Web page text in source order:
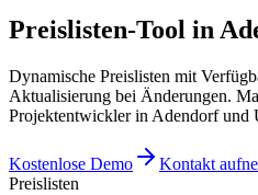
Preislisten-Tool in
Dynamische Preislisten mit
Aktualisierung bei Änderungen.
Projektentwickler in Adendorf und
Kostenlose Demo
Kontakt
Preislisten